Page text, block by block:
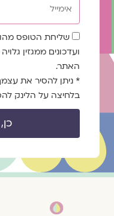
שדה
הסכמה
שליחת הטופס
ועדכונים ממגזין
האתר.
* ניתן להסיר את
בלחיצה על הלינק